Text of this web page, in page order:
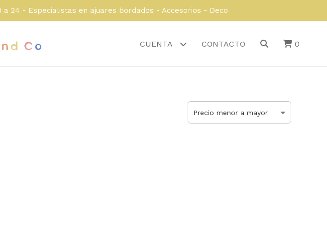
24 - Especialistas en ajuares bordados - Accesorios - Deco
CUENTA CONTACTO 0